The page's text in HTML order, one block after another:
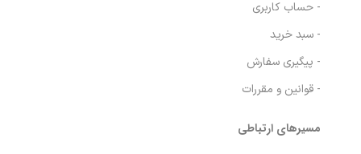
- حساب کاربری
- سبد خرید
- پیگیری سفارش
- قوانین و مقررات
مسیرهای ارتباطی